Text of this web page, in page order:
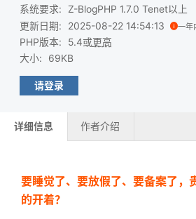
系统要求:
Z-BlogPHP 1.7.0 Tenet以上
更新日期: 2025-08-22 14:54:13 一年
PHP版本: 5.4或更高
大小: 69KB
请登录
详细信息 作者介绍
要睡觉了、要放假了、要备案了，
的开着？